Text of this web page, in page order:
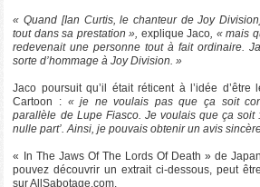
« Quand [Ian Curtis, le chanteur de Joy
tout dans sa prestation », explique Jaco, «mais
redevenait une personne tout à fait ordinaire.
sorte d’hommage à Joy Division. »
Jaco poursuit qu’il était réticent à l’idée d’être
Cartoon : « je ne voulais pas que ça soit
parallèle de Lupe Fiasco. Je voulais que ça soit
nulle part’. Ainsi, je pouvais obtenir un avis
« In The Jaws Of The Lords Of Death » de
pouvez découvrir un extrait ci-dessous, peut
sur AllSabotage.com.